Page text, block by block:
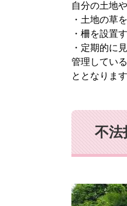
自分の土地
・土地の草
・柵を設置す
・定期的に
管理してい
ととなります
不法